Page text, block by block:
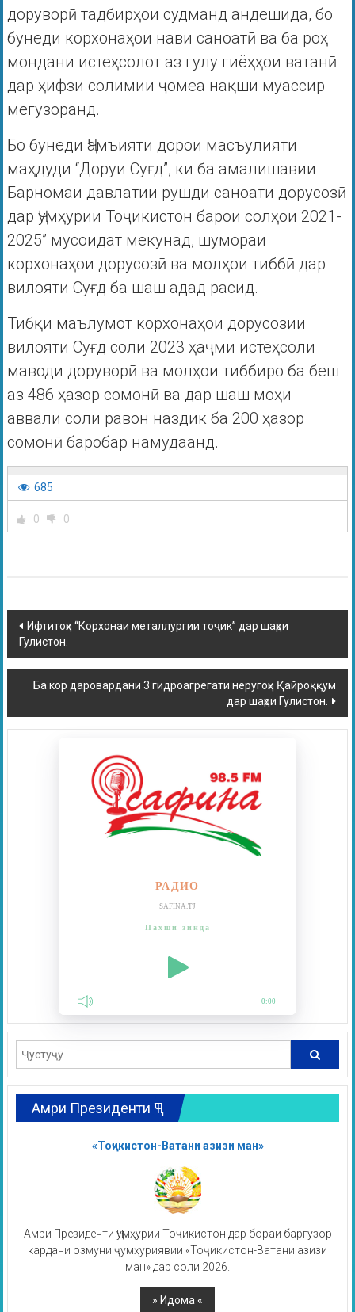
доруворӣ тадбирҳои судманд андешида, бо
бунёди корхонаҳои нави саноатӣ ва ба роҳ
мондани истеҳсолот аз гулу гиёҳҳои ватанӣ
дар ҳифзи солимии ҷомеа нақши муассир
мегузоранд.
Бо бунёди Ҷамъияти дорои масъулияти
маҳдуди “Доруи Суғд”, ки ба амалишавии
Барномаи давлатии рушди саноати дорусозӣ
дар Ҷумҳурии Тоҷикистон барои солҳои 2021-
2025” мусоидат мекунад, шумораи
корхонаҳои дорусозӣ ва молҳои тиббӣ дар
вилояти Суғд ба шаш адад расид.
Тибқи маълумот корхонаҳои дорусозии
вилояти Суғд соли 2023 ҳаҷми истеҳсоли
маводи доруворӣ ва молҳои тиббиро ба беш
аз 486 ҳазор сомонӣ ва дар шаш моҳи
аввали соли равон наздик ба 200 ҳазор
сомонӣ баробар намудаанд.
685
0 0
Ифтитоҳи “Корхонаи металлургии тоҷик” дар шаҳри
Гулистон.
Ба кор даровардани 3 гидроагрегати неругоҳи Қайроққум
дар шаҳри Гулистон.
РАДИО
SAFINA.TJ
Пахши зинда
0:00
Амри Президенти ҶТ
«Тоҷикистон-Ватани азизи ман»
Амри Президенти Ҷумҳурии Тоҷикистон дар бораи баргузор
кардани озмуни ҷумҳуриявии «Тоҷикистон-Ватани азизи
ман» дар соли 2026.